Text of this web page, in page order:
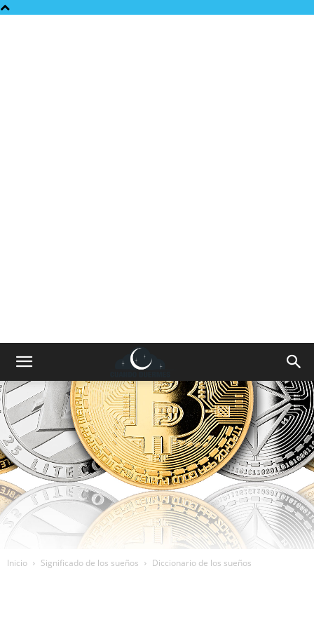
Inicio Significado de los sueños Diccionario de los sueños